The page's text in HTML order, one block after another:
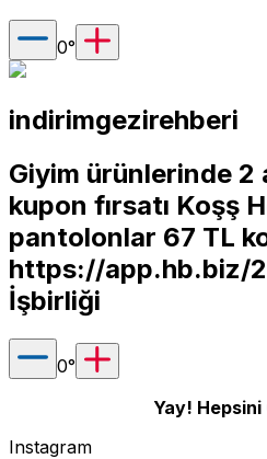
0°
indirimgezirehberi
Giyim ürünlerinde 2
kupon fırsatı Koşş
pantolonlar 67 TL
https://app.hb.biz/
İşbirliği
0°
Yay! Hepsini
Instagram